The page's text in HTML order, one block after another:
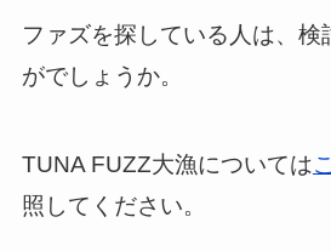
ファズを探している人は、検
がでしょうか。
TUNA FUZZ大漁については
照してください。